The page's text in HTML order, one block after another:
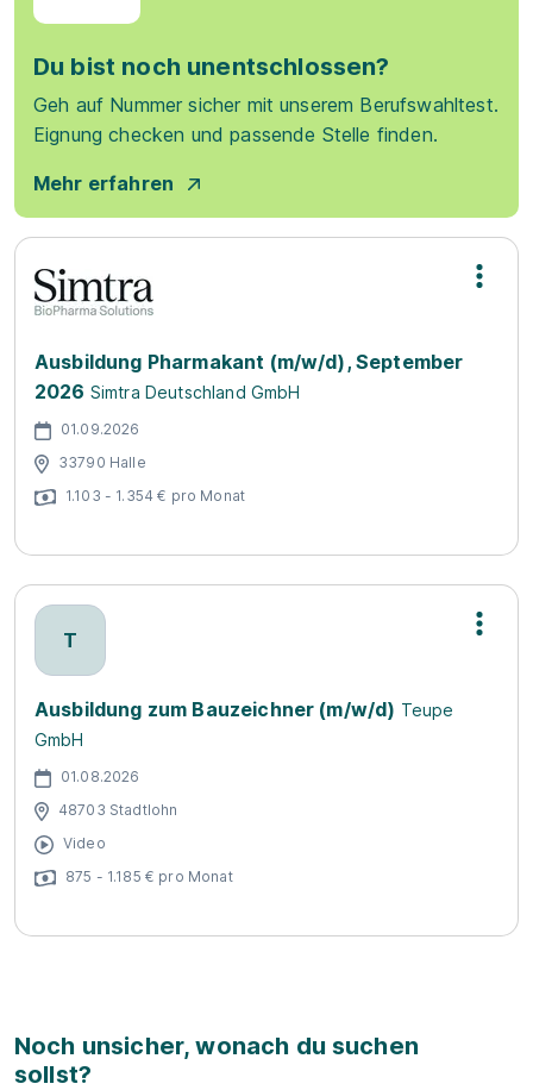
Du bist noch unentschlossen?
Geh auf Nummer sicher mit unserem Berufswahltest.
Eignung checken und passende Stelle finden.
Mehr erfahren
Ausbildung Pharmakant (m/w/d), September
2026 Simtra Deutschland GmbH
01.09.2026
33790 Halle
1.103 - 1.354 € pro Monat
T
Ausbildung zum Bauzeichner (m/w/d) Teupe
GmbH
01.08.2026
48703 Stadtlohn
Video
875 - 1.185 € pro Monat
Noch unsicher, wonach du suchen
sollst?